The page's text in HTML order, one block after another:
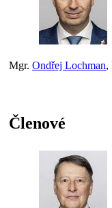
Mgr. Ondřej Lochman,
Členové